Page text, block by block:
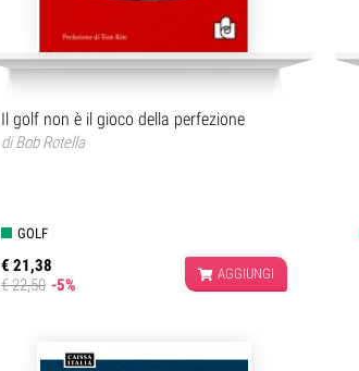
Il golf non è il gioco della perfezione
diBob Rotella
GOLF
€ 21,38
€ 22,50 -5%
AGGIUNGI